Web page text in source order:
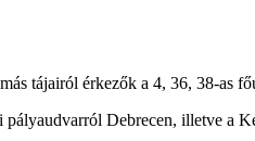
tájairól érkezők a 4, 36, 38-as
Debrecen, illetve a